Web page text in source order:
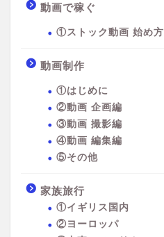
動画で稼ぐ
①ストック動画 始め方
動画制作
①はじめに
②動画 企画編
③動画 撮影編
④動画 編集編
⑤その他
家族旅行
①イギリス国内
②ヨーロッパ